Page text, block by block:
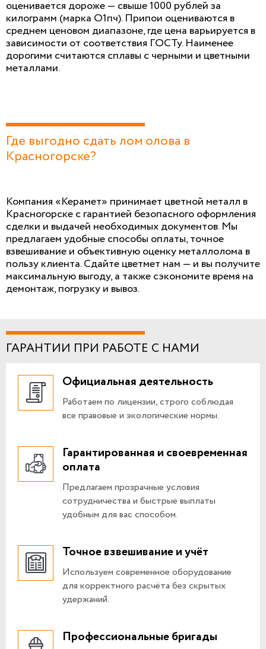
оценивается дороже — свыше 1000 рублей за
килограмм (марка О1пч). Припои оцениваются в
среднем ценовом диапазоне, где цена варьируется в
зависимости от соответствия ГОСТу. Наименее
дорогими считаются сплавы с черными и цветными
металлами.
Где выгодно сдать лом олова в
Красногорске?
Компания «Керамет» принимает цветной металл в
Красногорске с гарантией безопасного оформления
сделки и выдачей необходимых документов. Мы
предлагаем удобные способы оплаты, точное
взвешивание и объективную оценку металлолома в
пользу клиента. Сдайте цветмет нам — и вы получите
максимальную выгоду, а также сэкономите время на
демонтаж, погрузку и вывоз.
ГАРАНТИИ ПРИ РАБОТЕ С НАМИ
Официальная деятельность
Работаем по лицензии, строго соблюдая
все правовые и экологические нормы.
Гарантированная и своевременная
оплата
Предлагаем прозрачные условия
сотрудничества и быстрые выплаты
удобным для вас способом.
Точное взвешивание и учёт
Используем современное оборудование
для корректного расчёта без скрытых
удержаний.
Профессиональные бригады